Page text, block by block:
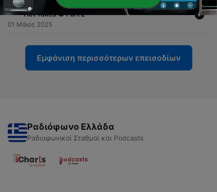
24 - Shake, cake, Άκρως Alcopodικόν take | Esc 2025
Hot Takes 🔥 Part 2
01 Μάιος 2025
Εμφάνιση περισσότερων επεισοδίων
Ραδιόφωνο Ελλάδα
Ραδιοφωνικοί Σταθμοί και Podcasts